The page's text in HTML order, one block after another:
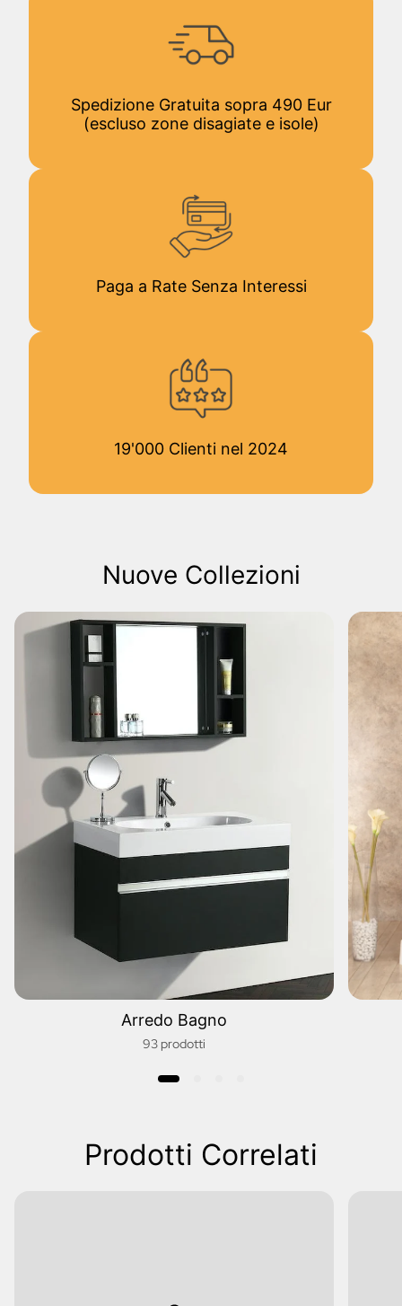
Spedizione Gratuita sopra 490 Eur
(escluso zone disagiate e isole)
Paga a Rate Senza Interessi
19'000 Clienti nel 2024
Nuove Collezioni
Arredo Bagno
93 prodotti
Prodotti Correlati